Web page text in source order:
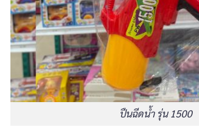
ปืนฉีดน้ำ รุ่น 1500